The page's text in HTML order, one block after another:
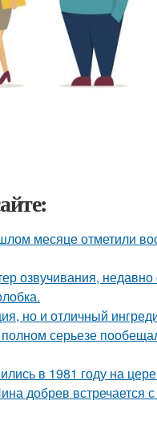
месяце отметили
озвучивания,
но и отличный
серьезе
в 1981 году на
добрев встречается